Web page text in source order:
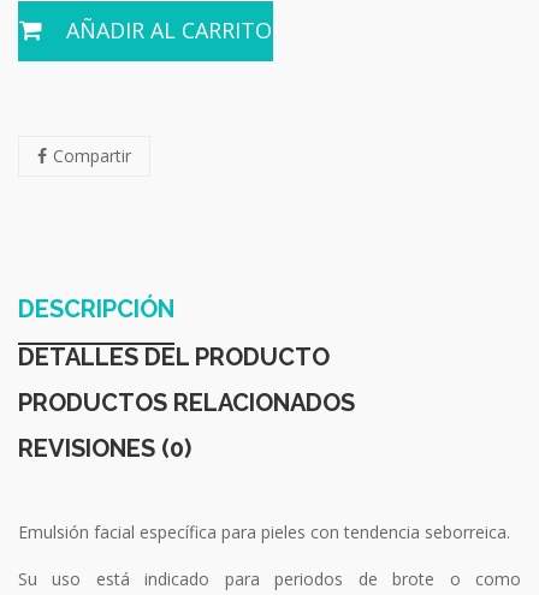
AÑADIR AL CARRITO
Compartir
DESCRIPCIÓN
DETALLES DEL PRODUCTO
PRODUCTOS RELACIONADOS
REVISIONES (0)
Emulsión facial específica para pieles con tendencia seborreica.
Su uso está indicado para periodos de brote o como